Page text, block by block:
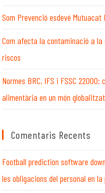
Som Prevenció esdevé
Com afecta la contaminació a
riscos
Normes BRC, IFS i FSSC
alimentària en un món globalitzat
Comentaris Recents
Football prediction software
les obligacions del personal en